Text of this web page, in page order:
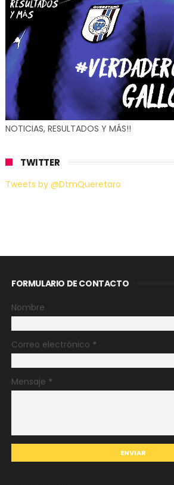
NOTICIAS, RESULTADOS Y MÁS!!
TWITTER
Tweets by @DtmQueretaro
FORMULARIO DE CONTACTO
Nombre
Correo electrónico *
Mensaje *